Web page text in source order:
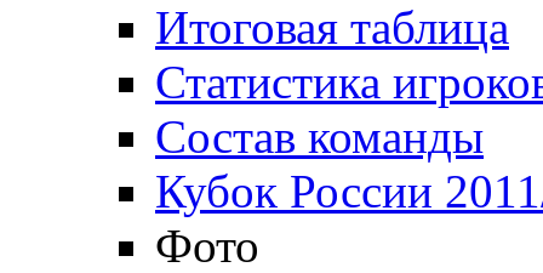
Итоговая таблица
Статистика
Состав команды
Кубок России
Фото